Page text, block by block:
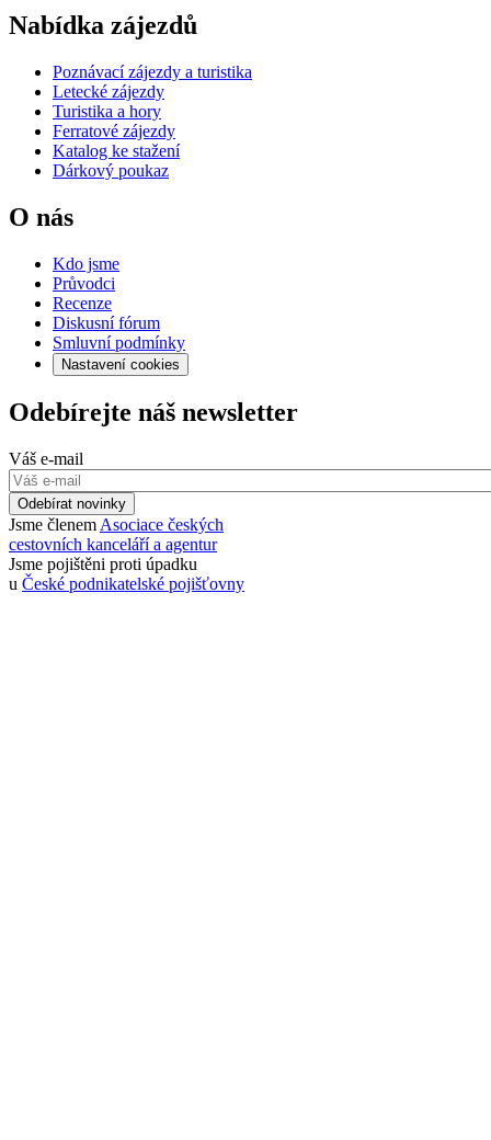
Nabídka zájezdů
Poznávací zájezdy a turistika
Letecké zájezdy
Turistika a hory
Ferratové zájezdy
Katalog ke stažení
Dárkový poukaz
O nás
Kdo jsme
Průvodci
Recenze
Diskusní fórum
Smluvní podmínky
Nastavení cookies
Odebírejte náš newsletter
Váš e-mail
Odebírat novinky
Jsme členem Asociace českých
cestovních kanceláří a agentur
Jsme pojištěni proti úpadku
u České podnikatelské pojišťovny